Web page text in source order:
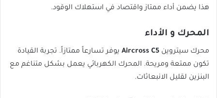
هذا يضمن أداء ممتاز واقتصاد في استهلاك الوقود.
المحرك و الأداء
محرك سيتروين Aircross C5 يوفر تسارعاً ممتازاً. تجربة القيادة
تكون ممتعة ومريحة. المحرك الكهربائي يعمل بشكل متناغم مع
البنزين لقليل الانبعاثات.